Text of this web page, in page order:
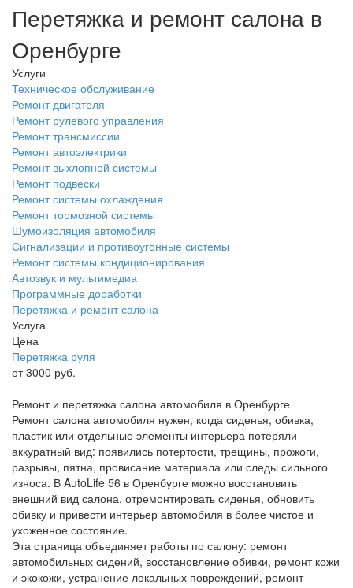
Перетяжка и ремонт салона в
Оренбурге
Услуги
Техническое обслуживание
Ремонт двигателя
Ремонт рулевого управления
Ремонт трансмиссии
Ремонт автоэлектрики
Ремонт выхлопной системы
Ремонт подвески
Ремонт системы охлаждения
Ремонт тормозной системы
Шумоизоляция автомобиля
Сигнализации и противоугонные системы
Ремонт системы кондиционирования
Автозвук и мультимедиа
Программные доработки
Перетяжка и ремонт салона
Услуга
Цена
Перетяжка руля
от 3000 руб.
Ремонт и перетяжка салона автомобиля в Оренбурге
Ремонт салона автомобиля нужен, когда сиденья, обивка,
пластик или отдельные элементы интерьера потеряли
аккуратный вид: появились потертости, трещины, прожоги,
разрывы, пятна, провисание материала или следы сильного
износа. В AutoLife 56 в Оренбурге можно восстановить
внешний вид салона, отремонтировать сиденья, обновить
обивку и привести интерьер автомобиля в более чистое и
ухоженное состояние.
Эта страница объединяет работы по салону: ремонт
автомобильных сидений, восстановление обивки, ремонт кожи
и экокожи, устранение локальных повреждений, ремонт